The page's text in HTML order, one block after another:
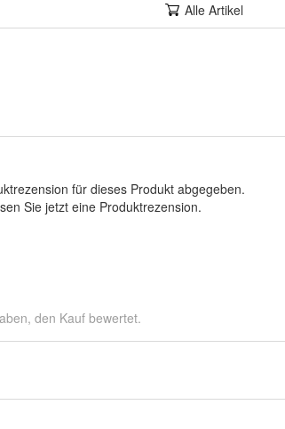
Alle Artikel
für dieses Produkt abgegeben.
Sie jetzt eine Produktrezension.
den Kauf bewertet.